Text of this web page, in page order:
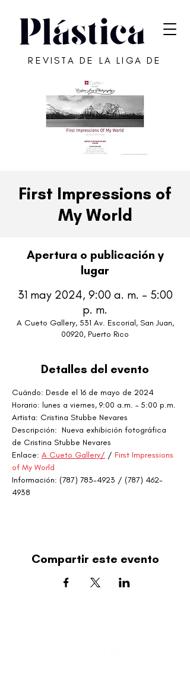
REVISTA DE LA LIGA DE
First Impressions of
My World
Apertura o publicación y
lugar
31 may 2024, 9:00 a. m. – 5:00
p. m.
A Cueto Gallery, 531 Av. Escorial, San Juan,
00920, Puerto Rico
Detalles del evento
Cuándo: Desde el 16 de mayo de 2024
Horario: lunes a viernes, 9:00 a.m. – 5:00 p.m.
Artista: Cristina Stubbe Nevares
Descripción:  Nueva exhibición fotográfica
de Cristina Stubbe Nevares
Enlace: A Cueto Gallery/ / First Impressions
of My World
Información: (787) 783-4923 / (787) 462-
4938
Compartir este evento